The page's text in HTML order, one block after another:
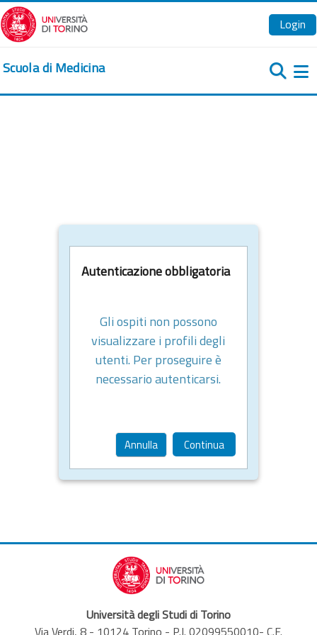
Vai al contenuto principale
Login
Scuola di Medicina
Autenticazione obbligatoria
Gli ospiti non possono
visualizzare i profili degli
utenti. Per proseguire è
necessario autenticarsi.
Annulla Continua
Università degli Studi di Torino
Via Verdi, 8 - 10124 Torino - P.I. 02099550010- C.F.